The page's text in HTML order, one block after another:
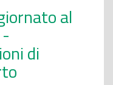
al
di